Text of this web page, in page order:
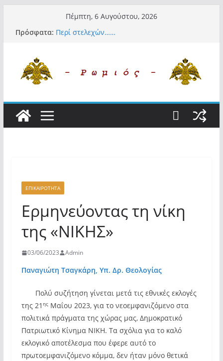
περιεχόμενο
Πέμπτη, 6 Αυγούστου, 2026
Πρόσφατα: Περί στελεχών……
Βόμβα: Με στήριξη Musk το νέο κόμμα
Κασιδιάρη – Οι ένοικοι του Μαξίμου σε
Ελλάδα
Σύρος: Βρετανίδα τουρίστρια έμεινε σε κώμα
42 ημέρες μετά από τσίμπημα τσιμπουριού!
ΕΠΙΚΑΙΡΟΤΗΤΑ
Ερμηνεύοντας τη νίκη
της «ΝΙΚΗΣ»
03/06/2023 Admin
Παναγιώτη Τσαγκάρη, Υπ. Δρ. Θεολογίας
Πολύ συζήτηση γίνεται μετά τις εθνικές εκλογές
της 21 ηςΜαΐου 2023, για το νεοεμφανιζόμενο στα
πολιτικά πράγματα της χώρας μας, Δημοκρατικό
Πατριωτικό Κίνημα ΝΙΚΗ. Τα σχόλια για το καλό
εκλογικό αποτέλεσμα που έφερε αυτό το
πρωτοεμφανιζόμενο κόμμα, δεν ήταν μόνο θετικά